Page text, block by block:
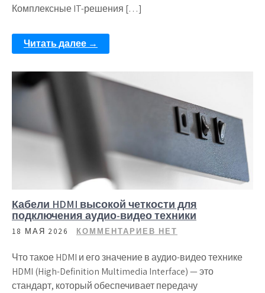
Комплексные IT-решения […]
Читать далее →
Кабели HDMI высокой четкости для
подключения аудио-видео техники
18 МАЯ 2026 КОММЕНТАРИЕВ НЕТ
Что такое HDMI и его значение в аудио-видео технике
HDMI (High-Definition Multimedia Interface) — это
стандарт, который обеспечивает передачу